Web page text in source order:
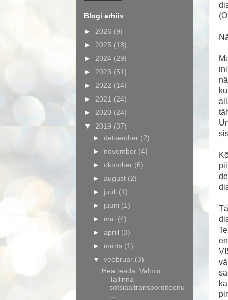
Blogi arhiiv
► 2026 (9)
► 2025 (18)
► 2024 (29)
► 2023 (51)
► 2022 (14)
► 2021 (24)
► 2020 (24)
▼ 2019 (37)
► detsember (2)
► november (4)
► oktoober (6)
► august (2)
► juuli (1)
► juuni (1)
► mai (4)
► aprill (3)
► märts (1)
▼ veebruar (3)
Hea teada: Valmis
Tallinna
sotsiaaltransporditeenu